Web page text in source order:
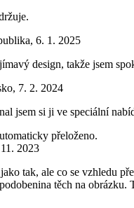
, 6. 1. 2025
design, takže jsem
, 7. 2. 2024
jsem si ji ve speciální
přeloženo.
2023
tak, ale co se vzhledu
těch na obrázku.